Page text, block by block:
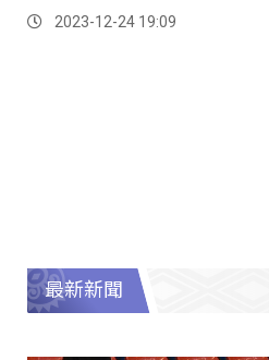
2023-12-24 19:09
最新新聞